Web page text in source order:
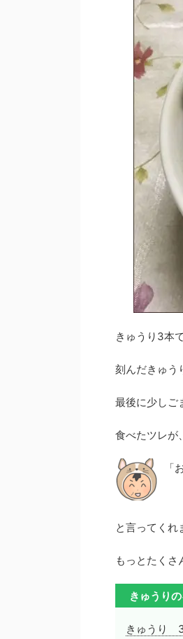
きゅうり3本
刻んだきゅう
最後に少しご
食べたツレが、
「
と言ってくれ
もっとたくさ
きゅうり
きゅうり 3